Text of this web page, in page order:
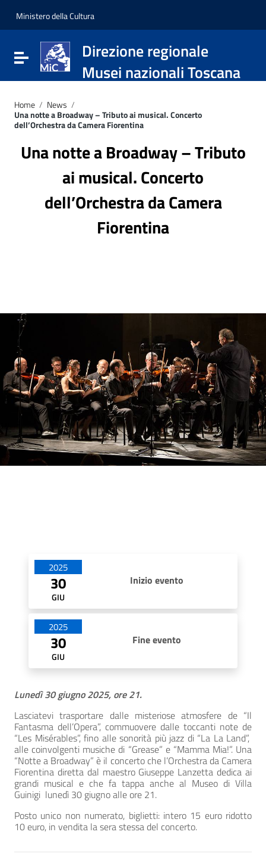
Vai al menu di navigazione
Vai al footer
Ministero della Cultura
Attiva / disattiva la navigazione
Direzione regionale
Musei nazionali Toscana
Home / News /
Una notte a Broadway – Tributo ai musical. Concerto
dell’Orchestra da Camera Fiorentina
Una notte a Broadway – Tributo
ai musical. Concerto
dell’Orchestra da Camera
Fiorentina
Date di apertura
2025
30
GIU
Inizio evento
2025
30
GIU
Fine evento
Lunedì 30 giugno 2025, ore 21.
Lasciatevi trasportare dalle misteriose atmosfere de “Il
Fantasma dell’Opera”, commuovere dalle toccanti note de
“Les Misérables”, fino alle sonorità più jazz di “La La Land”,
alle coinvolgenti musiche di “Grease” e “Mamma Mia!”. Una
“Notte a Broadway” è il concerto che l’Orchestra da Camera
Fiorentina diretta dal maestro Giuseppe Lanzetta dedica ai
grandi musical e che fa tappa anche al Museo di Villa
Guinigi lunedì 30 giugno alle ore 21.
Posto unico non numerato, biglietti: intero 15 euro ridotto
10 euro, in vendita la sera stessa del concerto.